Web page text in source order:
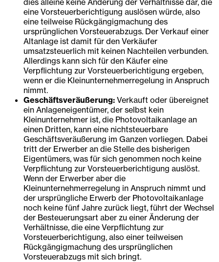
eine Vorsteuerberichtigung auslösen würde, also
eine teilweise Rückgängigmachung des
ursprünglichen Vorsteuerabzugs. Der Verkauf einer
Altanlage ist damit für den Verkäufer
umsatzsteuerlich mit keinen Nachteilen verbunden.
Allerdings kann sich für den Käufer eine
Verpflichtung zur Vorsteuerberichtigung ergeben,
wenn er die Kleinunternehmerregelung in Anspruch
nimmt.
Geschäftsveräußerung: Verkauft oder übereignet
ein Anlageneigentümer, der selbst kein
Kleinunternehmer ist, die Photovoltaikanlage an
einen Dritten, kann eine nichtsteuerbare
Geschäftsveräußerung im Ganzen vorliegen. Dabei
tritt der Erwerber an die Stelle des bisherigen
Eigentümers, was für sich genommen noch keine
Verpflichtung zur Vorsteuerberichtigung auslöst.
Wenn der Erwerber aber die
Kleinunternehmerregelung in Anspruch nimmt und
der ursprüngliche Erwerb der Photovoltaikanlage
noch keine fünf Jahre zurück liegt, führt der Wechsel
der Besteuerungsart aber zu einer Änderung der
Verhältnisse, die eine Verpflichtung zur
Vorsteuerberichtigung, also einer teilweisen
Rückgängigmachung des ursprünglichen
Vorsteuerabzugs mit sich bringt.